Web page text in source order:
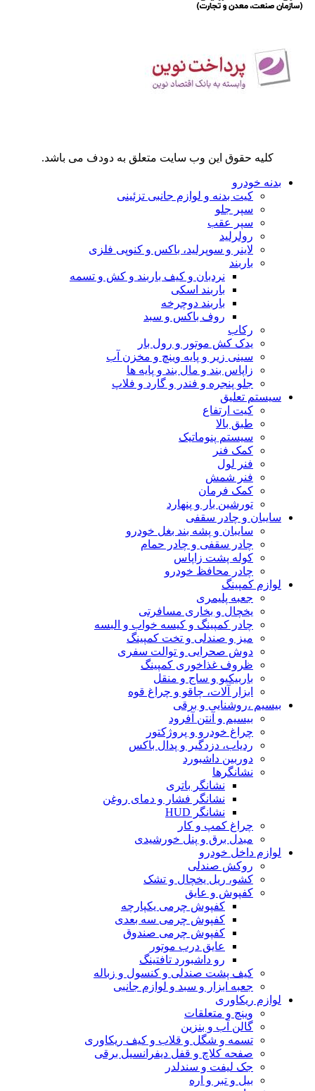
کلیه حقوق این وب سایت متعلق به دودف می باشد.
بدنه خودرو
کیت بدنه و لوازم جانبی تزئینی
سپر جلو
سپر عقب
رولرلید
لاینر و سوپرلید، باکس و کنوپی فلزی
باربند
نردبان و کیف باربند و کش و تسمه
باربند اسکی
باربند دوچرخه
روف باکس و سبد
رکاب
یدک کش موتور و رول بار
سینی زیر و پایه وینچ و مخزن آب
زاپاس بند و مال بند و پایه ها
جلو پنجره و فندر و گارد و فلاپ
سیستم تعلیق
کیت ارتفاع
طبق بالا
سیستم پنوماتیک
کمک فنر
فنر لول
فنر شمش
کمک فرمان
تورشین بار و پنهارد
سایبان و چادر سقفی
سایبان و پشه بند بغل خودرو
چادر سقفی و چادر حمام
کوله پشت زاپاس
چادر محافظ خودرو
لوازم کمپینگ
جعبه پلیمری
یخچال و بخاری مسافرتی
چادر کمپینگ و کیسه خواب و البسه
میز و صندلی و تخت کمپینگ
دوش صحرایی و توالت سفری
ظروف غذاخوری کمپینگ
باربیکیو و ساج و منقل
ابزار آلات، چاقو و چراغ قوه
بیسیم ،روشنایی و برقی
بیسیم و آنتن آفرود
چراغ خودرو و پروژکتور
ردیاب، دزدگیر و پدال باکس
دوربین داشبورد
نشانگرها
نشانگر باتری
نشانگر فشار و دمای روغن
نشانگر HUD
چراغ کمپ و کار
مبدل برق و پنل خورشیدی
لوازم داخل خودرو
روکش صندلی
کشو، ریل یخچال و تشک
کفپوش و عایق
کفپوش چرمی یکپارچه
کفپوش چرمی سه بعدی
کفپوش چرمی صندوق
عایق درب موتور
رو داشبورد تافتینگ
کیف پشت صندلی و کنسول و زباله
جعبه ابزار و سبد و لوازم جانبی
لوازم ریکاوری
وینچ و متعلقات
گالن آب و بنزین
تسمه و شگل و قلاب و کیف ریکاوری
صفحه کلاچ و قفل دیفرانسیل برقی
جک لیفت و سندلدر
بیل و تبر و اره